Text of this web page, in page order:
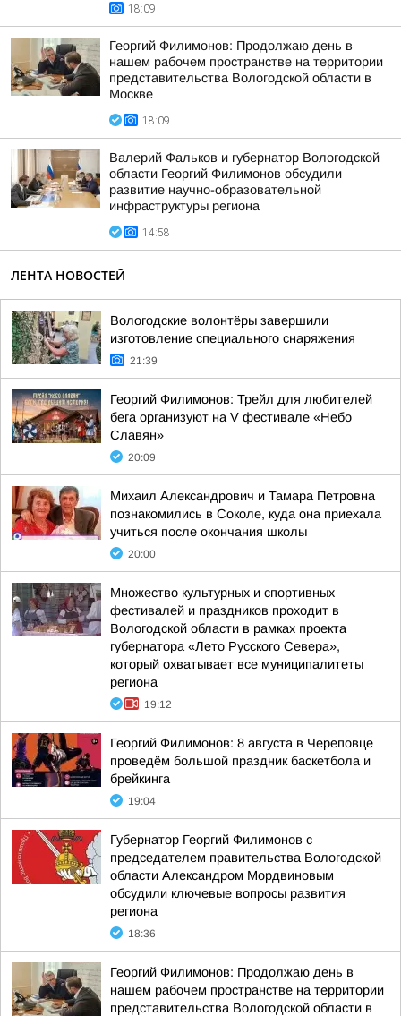
18:09
Георгий Филимонов: Продолжаю день в
нашем рабочем пространстве на территории
представительства Вологодской области в
Москве
18:09
Валерий Фальков и губернатор Вологодской
области Георгий Филимонов обсудили
развитие научно-образовательной
инфраструктуры региона
14:58
ЛЕНТА НОВОСТЕЙ
Вологодские волонтёры завершили
изготовление специального снаряжения
21:39
Георгий Филимонов: Трейл для любителей
бега организуют на V фестивале «Небо
Славян»
20:09
Михаил Александрович и Тамара Петровна
познакомились в Соколе, куда она приехала
учиться после окончания школы
20:00
Множество культурных и спортивных
фестивалей и праздников проходит в
Вологодской области в рамках проекта
губернатора «Лето Русского Севера»,
который охватывает все муниципалитеты
региона
19:12
Георгий Филимонов: 8 августа в Череповце
проведём большой праздник баскетбола и
брейкинга
19:04
Губернатор Георгий Филимонов с
председателем правительства Вологодской
области Александром Мордвиновым
обсудили ключевые вопросы развития
региона
18:36
Георгий Филимонов: Продолжаю день в
нашем рабочем пространстве на территории
представительства Вологодской области в